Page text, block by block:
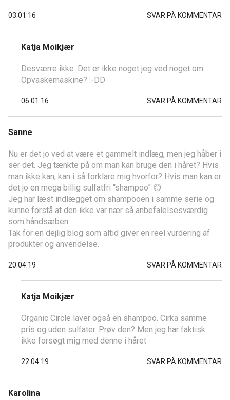
03.01.16 SVAR PÅ KOMMENTAR
Katja Moikjær
Desværre ikke. Det er ikke noget jeg ved noget om.
Opvaskemaskine? :-DD
06.01.16 SVAR PÅ KOMMENTAR
Sanne
Nu er det jo ved at være et gammelt indlæg, men jeg håber i
ser det. Jeg tænkte på om man kan bruge den i håret? Hvis
man ikke kan, kan i så forklare mig hvorfor? Hvis man kan er
det jo en mega billig sulfatfri “shampoo” 😊
Jeg har læst indlægget om shampooen i samme serie og
kunne forstå at den ikke var nær så anbefalelsesværdig
som håndsæben.
Tak for en dejlig blog som altid giver en reel vurdering af
produkter og anvendelse.
20.04.19 SVAR PÅ KOMMENTAR
Katja Moikjær
Organic Circle laver også en shampoo. Cirka samme
pris og uden sulfater. Prøv den? Men jeg har faktisk
ikke forsøgt mig med denne i håret
22.04.19 SVAR PÅ KOMMENTAR
Karolina